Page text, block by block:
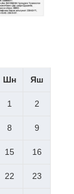
Шн Яш
1 2
8 9
15 16
22 23